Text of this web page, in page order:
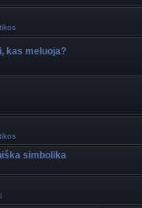
kas meluoja?
simbolika